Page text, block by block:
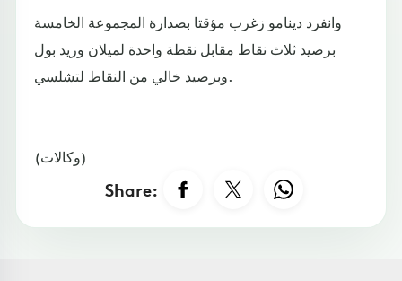
وانفرد دينامو زغرب مؤقتا بصدارة المجموعة الخامسة
برصيد ثلاث نقاط مقابل نقطة واحدة لميلان وريد بول
وبرصيد خالي من النقاط لتشلسي.
(وكالات)
Share: